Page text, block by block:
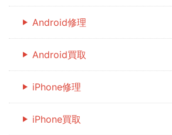
Android修理
Android買取
iPhone修理
iPhone買取